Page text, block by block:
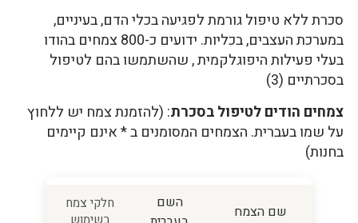
סכרת ללא טיפול גורמת לפגיעה בכלי הדם, בעיניים,
במערכת העצבים, בכליות. ידועים כ-800 צמחים בהודו
בעלי פעילות היפוגלקמית , שהשתמשו בהם לטיפול
בסכרתיים (3)
צמחים הודים לטיפול בסכרת: (להזמנת צמח יש ללחוץ
על שמו בעברית. הצמחים המסומנים ב * אינם קיימים
בחנות)
שם הצמח
השם
חלקי צמח